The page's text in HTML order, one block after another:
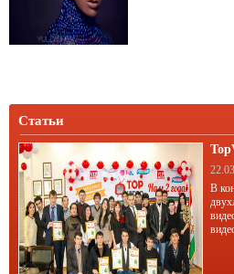
Статьи
В